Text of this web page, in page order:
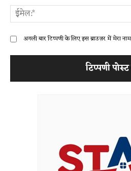
अगली बार टिप्पणी के लिए इस ब्राउज़र में मेरा